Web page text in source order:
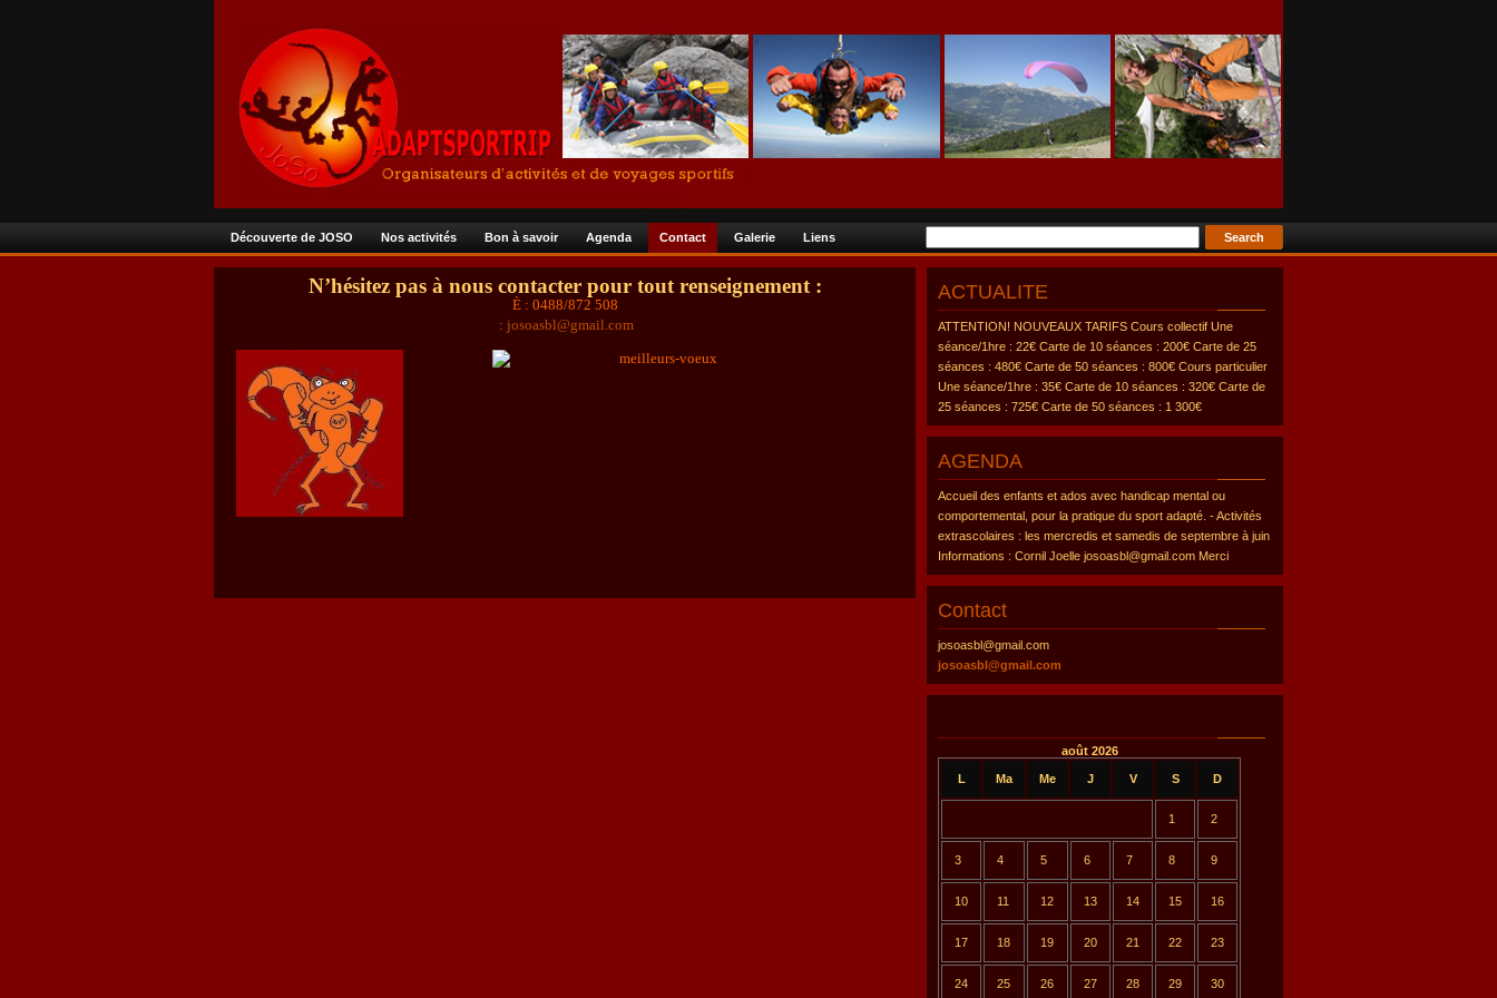
Découverte de JOSO Nos activités Bon à savoir Agenda Contact Galerie Liens
N’hésitez pas à nous contacter pour tout renseignement :
È : 0488/872 508
: josoasbl@gmail.com
ACTUALITE
ATTENTION! NOUVEAUX TARIFS Cours collectif Une
séance/1hre : 22€ Carte de 10 séances : 200€ Carte de 25
séances : 480€ Carte de 50 séances : 800€ Cours particulier
Une séance/1hre : 35€ Carte de 10 séances : 320€ Carte de
25 séances : 725€ Carte de 50 séances : 1 300€
AGENDA
Accueil des enfants et ados avec handicap mental ou
comportemental, pour la pratique du sport adapté. - Activités
extrascolaires : les mercredis et samedis de septembre à juin
Informations : Cornil Joelle josoasbl@gmail.com Merci
Contact
josoasbl@gmail.com
josoasbl@gmail.com
août 2026
L Ma Me J V S D
1 2
3 4 5 6 7 8 9
10 11 12 13 14 15 16
17 18 19 20 21 22 23
24 25 26 27 28 29 30